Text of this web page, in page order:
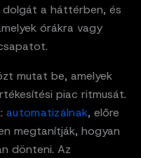
dolgát a háttérben, és
órákra vagy
mutat be, amelyek
piac ritmusát.
automatizálnak, előre
megtanítják, hogyan
dönteni. Az